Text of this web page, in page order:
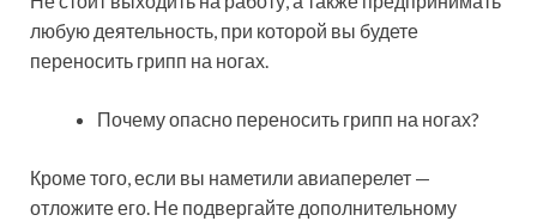
любую деятельность, при которой вы будете
переносить грипп на ногах.
Почему опасно переносить грипп на ногах?
Кроме того, если вы наметили авиаперелет —
отложите его. Не подвергайте дополнительному